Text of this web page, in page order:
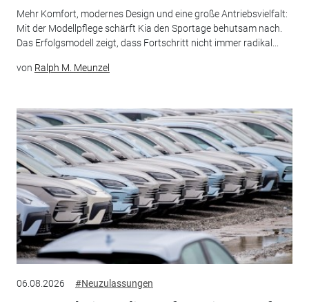
Mehr Komfort, modernes Design und eine große Antriebsvielfalt:
Mit der Modellpflege schärft Kia den Sportage behutsam nach.
Das Erfolgsmodell zeigt, dass Fortschritt nicht immer radikal...
von Ralph M. Meunzel
06.08.2026 #Neuzulassungen